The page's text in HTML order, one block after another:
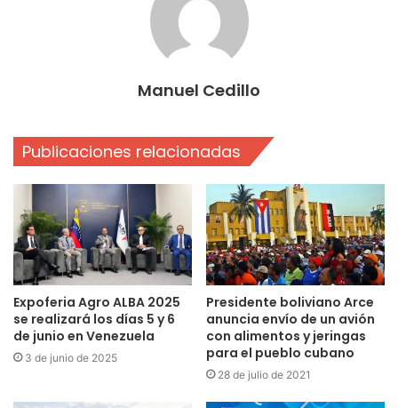
Manuel Cedillo
Publicaciones relacionadas
Expoferia Agro ALBA 2025
se realizará los días 5 y 6
de junio en Venezuela
3 de junio de 2025
Presidente boliviano Arce
anuncia envío de un avión
con alimentos y jeringas
para el pueblo cubano
28 de julio de 2021